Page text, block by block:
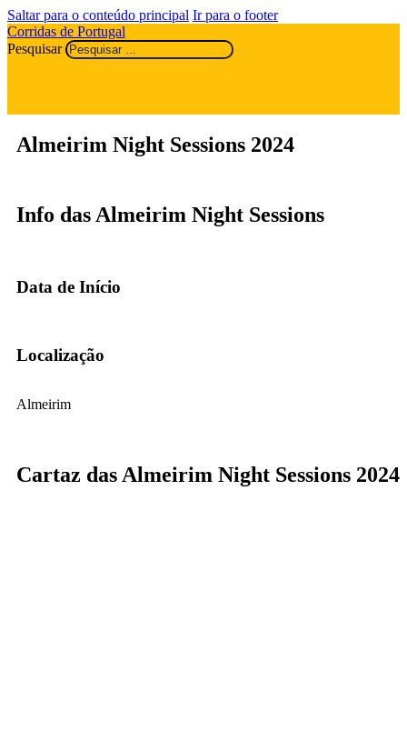
Saltar para o conteúdo principal Ir para o footer
Corridas de Portugal
Pesquisar
Almeirim Night Sessions 2024
Info das Almeirim Night Sessions
Data de Início
Localização
Almeirim
Cartaz das Almeirim Night Sessions 2024